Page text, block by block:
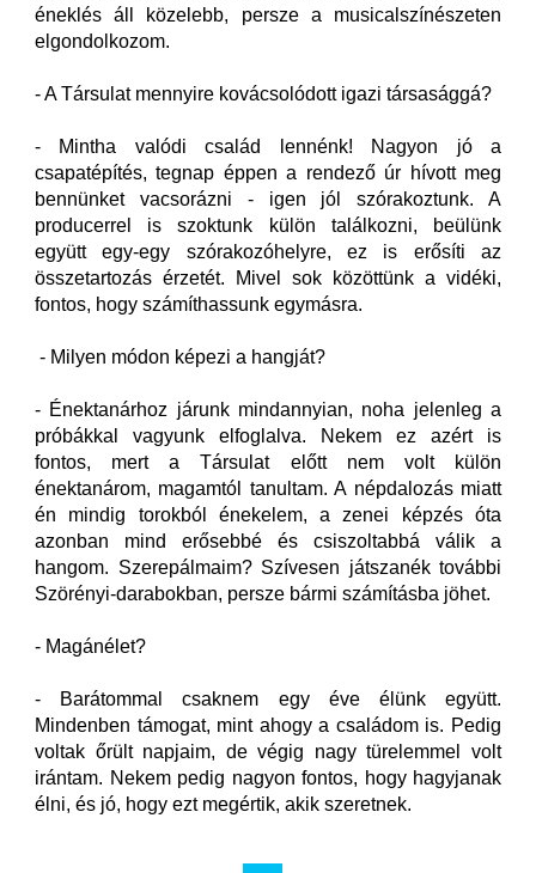
éneklés áll közelebb, persze a musicalszínészeten
elgondolkozom.
- A Társulat mennyire kovácsolódott igazi társasággá?
- Mintha valódi család lennénk! Nagyon jó a
csapatépítés, tegnap éppen a rendező úr hívott meg
bennünket vacsorázni - igen jól szórakoztunk. A
producerrel is szoktunk külön találkozni, beülünk
együtt egy-egy szórakozóhelyre, ez is erősíti az
összetartozás érzetét. Mivel sok közöttünk a vidéki,
fontos, hogy számíthassunk egymásra.
- Milyen módon képezi a hangját?
- Énektanárhoz járunk mindannyian, noha jelenleg a
próbákkal vagyunk elfoglalva. Nekem ez azért is
fontos, mert a Társulat előtt nem volt külön
énektanárom, magamtól tanultam. A népdalozás miatt
én mindig torokból énekelem, a zenei képzés óta
azonban mind erősebbé és csiszoltabbá válik a
hangom. Szerepálmaim? Szívesen játszanék további
Szörényi-darabokban, persze bármi számításba jöhet.
- Magánélet?
- Barátommal csaknem egy éve élünk együtt.
Mindenben támogat, mint ahogy a családom is. Pedig
voltak őrült napjaim, de végig nagy türelemmel volt
irántam. Nekem pedig nagyon fontos, hogy hagyjanak
élni, és jó, hogy ezt megértik, akik szeretnek.